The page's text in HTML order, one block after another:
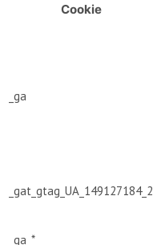
Cookie
_ga
_gat_gtag_UA_149127184_2
_ga_*